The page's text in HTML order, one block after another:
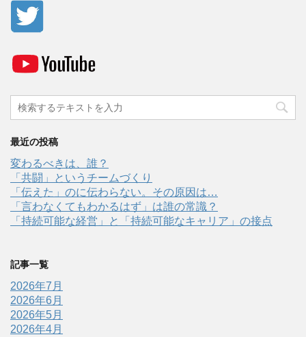
最近の投稿
変わるべきは、誰？
「共闘」というチームづくり
「伝えた」のに伝わらない。その原因は…
「言わなくてもわかるはず」は誰の常識？
「持続可能な経営」と「持続可能なキャリア」の接点
記事一覧
2026年7月
2026年6月
2026年5月
2026年4月